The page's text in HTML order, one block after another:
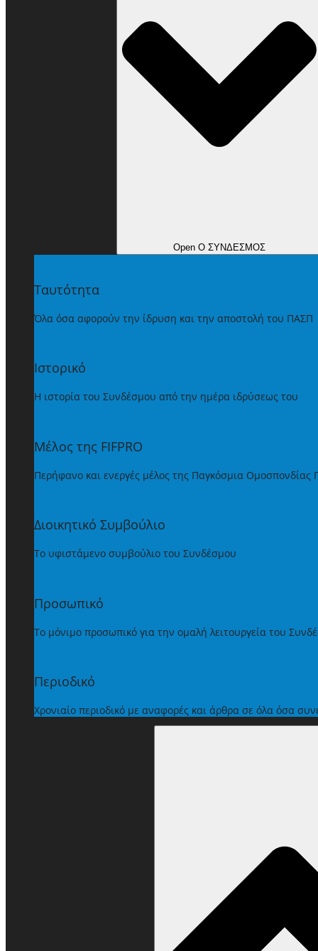
Open Ο ΣΥΝΔΕΣΜΟΣ
Ταυτότητα
Όλα όσα αφορούν την ίδρυση και την αποστολή του ΠΑΣΠ
Ιστορικό
Η ιστορία του Συνδέσμου από την ημέρα ιδρύσεως του
Μέλος της FIFPRO
Περήφανο και ενεργές μέλος της Παγκόσμια Ομοσπονδίας
Διοικητικό Συμβούλιο
Το υφιστάμενο συμβούλιο του Συνδέσμου
Προσωπικό
Το μόνιμο προσωπικό για την ομαλή λειτουργεία του
Περιοδικό
Χρονιαίο περιοδικό με αναφορές και άρθρα σε όλα όσα